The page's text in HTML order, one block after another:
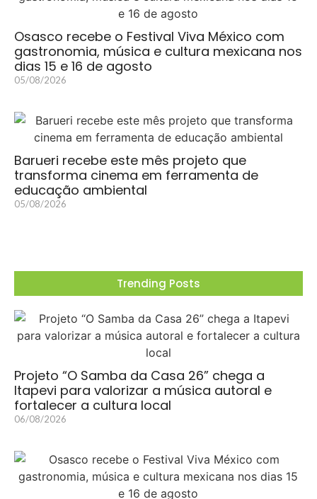
Osasco recebe o Festival Viva México com
gastronomia, música e cultura mexicana nos
dias 15 e 16 de agosto
05/08/2026
Barueri recebe este mês projeto que
transforma cinema em ferramenta de
educação ambiental
05/08/2026
Trending Posts
Projeto “O Samba da Casa 26” chega a
Itapevi para valorizar a música autoral e
fortalecer a cultura local
06/08/2026